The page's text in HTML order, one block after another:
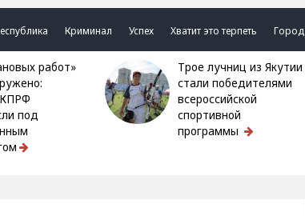
Криминал Успех Хватит это терпеть Город
под
Трое лучниц из Якутии
стали победителями
всероссийской
спортивной
программы